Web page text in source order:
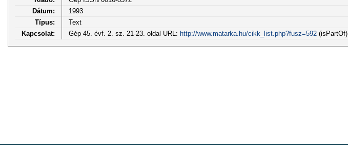
Dátum:
1993
Típus:
Text
Kapcsolat:
Gép 45. évf. 2. sz. 21-23. oldal URL: http://www.matarka.hu/cikk_list.php?fusz=592(isPartOf)